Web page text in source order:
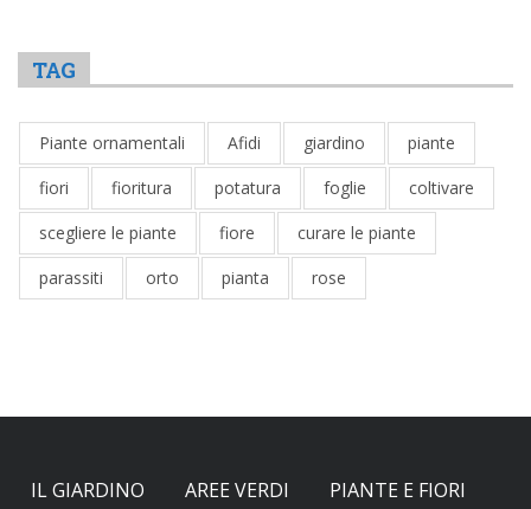
TAG
Piante ornamentali Afidi giardino
piante
fiori
fioritura potatura foglie
coltivare
scegliere le piante
fiore
curare le piante
parassiti
orto pianta rose
IL GIARDINO AREE VERDI
PIANTE E FIORI